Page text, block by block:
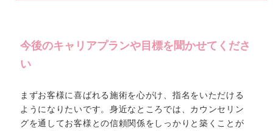
今後のキャリアプランや目標を聞かせてくださ
い
まずお客様に喜ばれる施術を心がけ、指名をいただける
ようになりたいです。身近なところでは、カウンセリン
グを通してお客様との信頼関係をしっかりと築くことが